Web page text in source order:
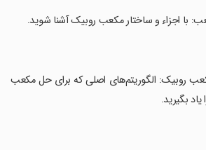
با اجزاء و ساختار مکعب روبیک آشنا شوید.
روبیک: الگوریتم‌های اصلی که برای حل مکعب
بگیرید.